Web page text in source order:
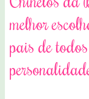
melhor
pais de